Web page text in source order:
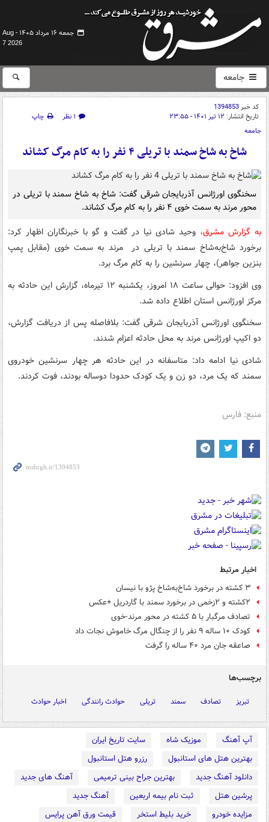
جمعه ۱۶ مرداد ۱۴۰۵ -
Aug
7 2026
جامعه
کد خبر1394853
تاریخ انتشار: ۱۲ تیر ۱۴۰۱ - ۲۳:۵۵ ۱ نظر
چاپ
جامعه
شاخ به شاخ سمند با تریلی ۴ نفر را به کام مرگ کشاند
سخنگوی اورژانس آذربایجان شرقی گفت: شاخ به شاخ سمند با تریلی در
محور مرند به سمت خوی ۴ نفر را به کام مرگ کشاند.
به گزارش مشرق، وحید شادی نیا در گفت و گو با خبرنگاران اظهار کرد:
برخورد شاخ‌به‌شاخ سمند با تریلی در مرند به سمت خوی (مقابل پمپ
بنزین جواهر)، چهار سرنشین را به کام مرگ برد.
وی افزود: حوالی ساعت ۱۸ امروز، یکشنبه ۱۲ تیرماه، گزارش این حادثه به
مرکز اورژانس استان اطلاع داده شد.
سخنگوی اورژانس آذربایجان شرقی گفت: بلافاصله پس از دریافت گزارش،
دو اکیپ اورژانس مرند به محل حادثه اعزام شدند.
شادی نیا ادامه داد: متاسفانه در این حادثه هر چهار سرنشین خودروی
سمند که یک مرد، دو زن و یک کودک حدودا دوساله بودند، فوت کردند.
منبع: فارس
اخبار مرتبط
۳ کشته در برخورد شاخ‌به‌شاخ پژو با نیسان
۲کشته و ۲زخمی در برخورد سمند با گاردریل +عکس
تصادف مرگبار با ۵ کشته در محور مرند-خوی
کودک ۱۰ ساله ۹ نفر را از چنگال مرگ خاموش نجات داد
صاعقه جان مرد ۴۰ ساله را گرفت
برچسب‌ها
تبریز تصادف سمند تریلی حوادث رانندگی اخبار حوادث
آپ آهنگ موزیک شاه
سایت تاریخ ایران
بهترین هتل های استانبول
رزرو هتل استانبول
دانلود آهنگ جدید
بهترین جراح بینی ترمیمی
آهنگ های جدید
پرشین هتل
ثبت نام بیمه اربعین
آهنگ جدید
مزایده خودرو
خرید بلیط استخر
قیمت ورق آهن پرایس